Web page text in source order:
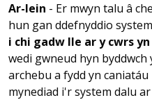
Ar-lein - Er mwyn talu â
hun gan ddefnyddio
i chi gadw lle ar y cwrs
wedi gwneud hyn
archebu a fydd yn
mynediad i'r system dalu